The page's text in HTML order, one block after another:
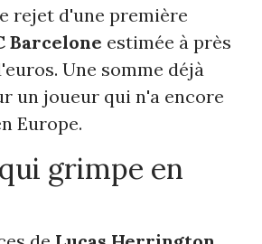
rejet d'une première
Barcelone estimée à près
Une somme déjà
un joueur qui n'a encore
Europe.
grimpe en